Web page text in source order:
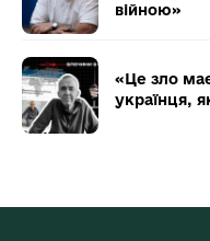
війною»
«Це зло
українця,